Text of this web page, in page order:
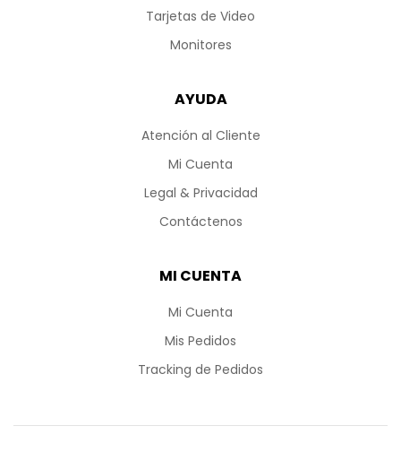
Tarjetas de Video
Monitores
AYUDA
Atención al Cliente
Mi Cuenta
Legal & Privacidad
Contáctenos
MI CUENTA
Mi Cuenta
Mis Pedidos
Tracking de Pedidos